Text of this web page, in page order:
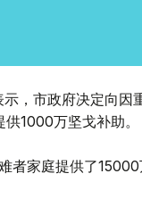
，市政府决定向
1000万坚戈补助。
者家庭提供了